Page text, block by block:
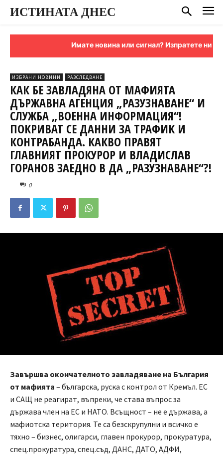
ИСТИНАТА ДНЕС
Имате новина или сигнал? Изпратете ни я на
ИЗБРАНИ НОВИНИ РАЗСЛЕДВАНЕ
КАК БЕ ЗАВЛАДЯНА ОТ МАФИЯТА
ДЪРЖАВНА АГЕНЦИЯ „РАЗУЗНАВАНЕ“ И
СЛУЖБА „ВОЕННА ИНФОРМАЦИЯ“!
ПОКРИВАТ СЕ ДАННИ ЗА ТРАФИК И
КОНТРАБАНДА. КАКВО ПРАВЯТ
ГЛАВНИЯТ ПРОКУРОР И ВЛАДИСЛАВ
ГОРАНОВ ЗАЕДНО В ДА „РАЗУЗНАВАНЕ“?!
0
Завършва окончателното завладяване на България
от мафията – българска, руска с контрол от Кремъл. ЕС
и САЩ не реагират, въпреки, че става въпрос за
държава член на ЕС и НАТО. Всъщност – не е държава, а
мафиотска територия. Те са безскрупулни и всичко е
тяхно – бизнес, олигарси, главен прокурор, прокуратура,
спец.прокуратура, спец.съд, ДАНС, ДАТО, АДФИ,